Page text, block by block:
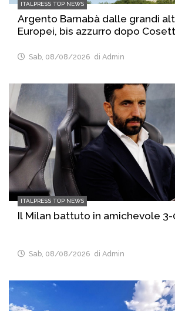
ITALPRESS TOP NEWS
Argento Barnabà dalle grandi
Europei, bis azzurro dopo
Sab, 08/08/2026 di Admin
ITALPRESS TOP NEWS
Il Milan battuto in amichevole
Sab, 08/08/2026 di Admin